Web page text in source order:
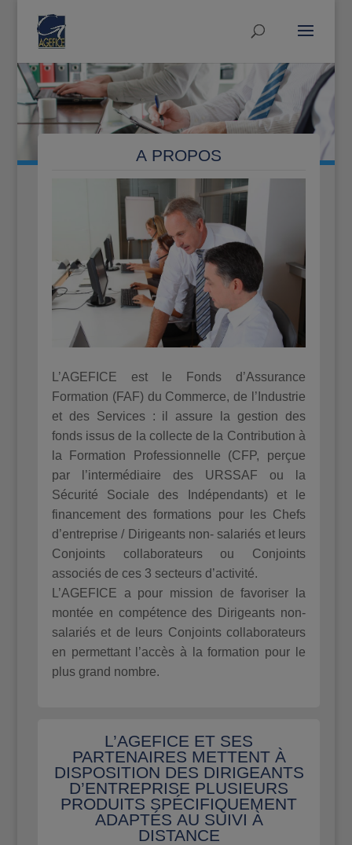
A PROPOS
L’AGEFICE est le Fonds d’Assurance
Formation (FAF) du Commerce, de l’Industrie
et des Services : il assure la gestion des
fonds issus de la collecte de la Contribution à
la Formation Professionnelle (CFP, perçue
par l’intermédiaire des URSSAF ou la
Sécurité Sociale des Indépendants) et le
financement des formations pour les Chefs
d’entreprise / Dirigeants non- salariés et leurs
Conjoints collaborateurs ou Conjoints
associés de ces 3 secteurs d’activité.
L’AGEFICE a pour mission de favoriser la
montée en compétence des Dirigeants non-
salariés et de leurs Conjoints collaborateurs
en permettant l’accès à la formation pour le
plus grand nombre.
L’AGEFICE ET SES
PARTENAIRES METTENT À
DISPOSITION DES DIRIGEANTS
D’ENTREPRISE PLUSIEURS
PRODUITS SPÉCIFIQUEMENT
ADAPTÉS AU SUIVI À
DISTANCE